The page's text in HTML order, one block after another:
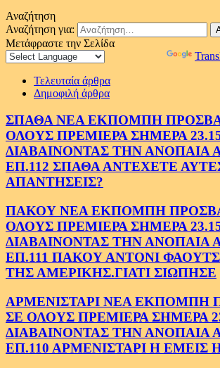
Αναζήτηση
Αναζήτηση για:
Μετάφραστε την Σελίδα
Τελευταία άρθρα
Δημοφιλή άρθρα
ΣΠΑΘΑ ΝΕΑ ΕΚΠΟΜΠΗ
ΟΛΟΥΣ ΠΡΕΜΙΕΡΑ ΣΗΜΕΡΑ
ΔΙΑΒΑΙΝΟΝΤΑΣ ΤΗΝ ΑΝΟΠΑΙΑ
ΕΠ.112 ΣΠΑΘΑ ΑΝΤΕΧΕΤΕ
ΑΠΑΝΤΗΣΕΙΣ?
ΠΑΚΟΥ ΝΕΑ ΕΚΠΟΜΠΗ
ΟΛΟΥΣ ΠΡΕΜΙΕΡΑ ΣΗΜΕΡΑ
ΔΙΑΒΑΙΝΟΝΤΑΣ ΤΗΝ ΑΝΟΠΑΙΑ
ΕΠ.111 ΠΑΚΟΥ ΑΝΤΟΝΙ
ΤΗΣ ΑΜΕΡΙΚΗΣ.ΓΙΑΤΙ ΣΙΩΠΗΣΕ
ΑΡΜΕΝΙΣΤΑΡΙ ΝΕΑ ΕΚΠΟΜΠΗ
ΣΕ ΟΛΟΥΣ ΠΡΕΜΙΕΡΑ ΣΗΜΕΡΑ
ΔΙΑΒΑΙΝΟΝΤΑΣ ΤΗΝ ΑΝΟΠΑΙΑ
ΕΠ.110 ΑΡΜΕΝΙΣΤΑΡΙ Η ΕΜΕΙΣ